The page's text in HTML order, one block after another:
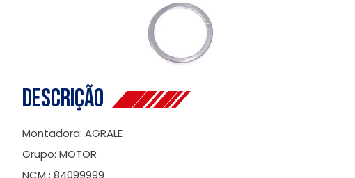
Descrição
Montadora: AGRALE
Grupo: MOTOR